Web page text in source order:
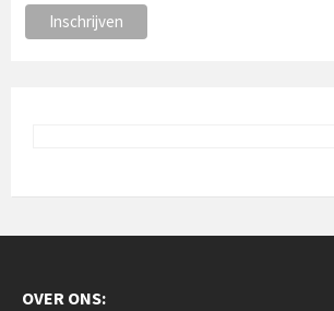
OVER ONS: